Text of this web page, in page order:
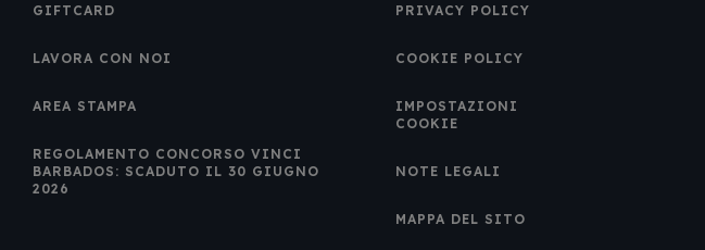
GIFTCARD
LAVORA CON NOI
AREA STAMPA
REGOLAMENTO CONCORSO VINCI
BARBADOS: SCADUTO IL 30 GIUGNO
2026
PRIVACY POLICY
COOKIE POLICY
IMPOSTAZIONI
COOKIE
NOTE LEGALI
MAPPA DEL SITO